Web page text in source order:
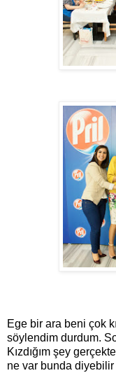
Ege bir ara beni çok
söylendim durdum.
Kızdığım şey
ne var bunda